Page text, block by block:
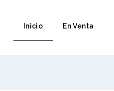
Inicio En Venta